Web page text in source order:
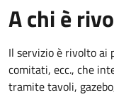
A chi è
Il servizio è rivolto
comitati, ecc., che
tramite tavoli,